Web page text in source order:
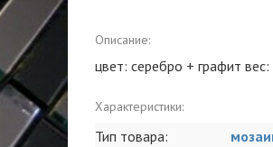
Описание:
цвет: серебро + графит
Характеристики:
Тип товара: